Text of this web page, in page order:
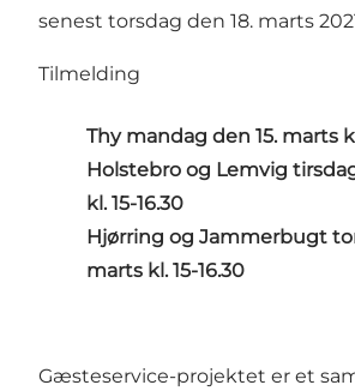
senest torsdag den 18. marts
Tilmelding
Thy mandag den 15. marts
Holstebro og Lemvig
kl. 15-16.30
Hjørring og Jammerbugt
marts kl. 15-16.30
Gæsteservice-projektet er et